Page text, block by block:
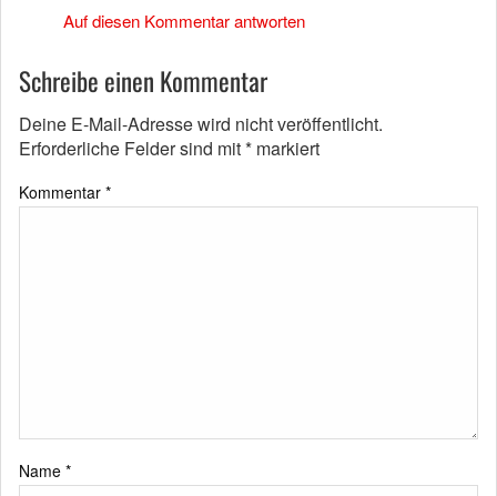
Auf diesen Kommentar antworten
Schreibe einen Kommentar
Deine E-Mail-Adresse wird nicht veröffentlicht.
Erforderliche Felder sind mit* markiert
Kommentar *
Name *